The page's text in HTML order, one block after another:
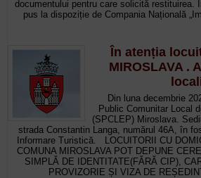
documentului pentru care solicită restituirea.
pus la dispoziție de Compania Națională
În atenția
MIROSLAVA .
Din luna decembrie
Public Comunitar Local
(SPCLEP) Miroslava.
strada Constantin Langa, numărul 46A, în
Informare Turistică. LOCUITORII CU
COMUNA MIROSLAVA POT DEPUNE
SIMPLĂ DE IDENTITATE(FĂRĂ CIP),
PROVIZORIE ȘI VIZA DE